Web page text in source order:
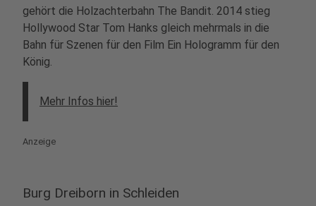
gehört die Holzachterbahn The Bandit. 2014 stieg
Hollywood Star Tom Hanks gleich mehrmals in die
Bahn für Szenen für den Film Ein Hologramm für den
König.
Mehr Infos hier!
Anzeige
Burg Dreiborn in Schleiden